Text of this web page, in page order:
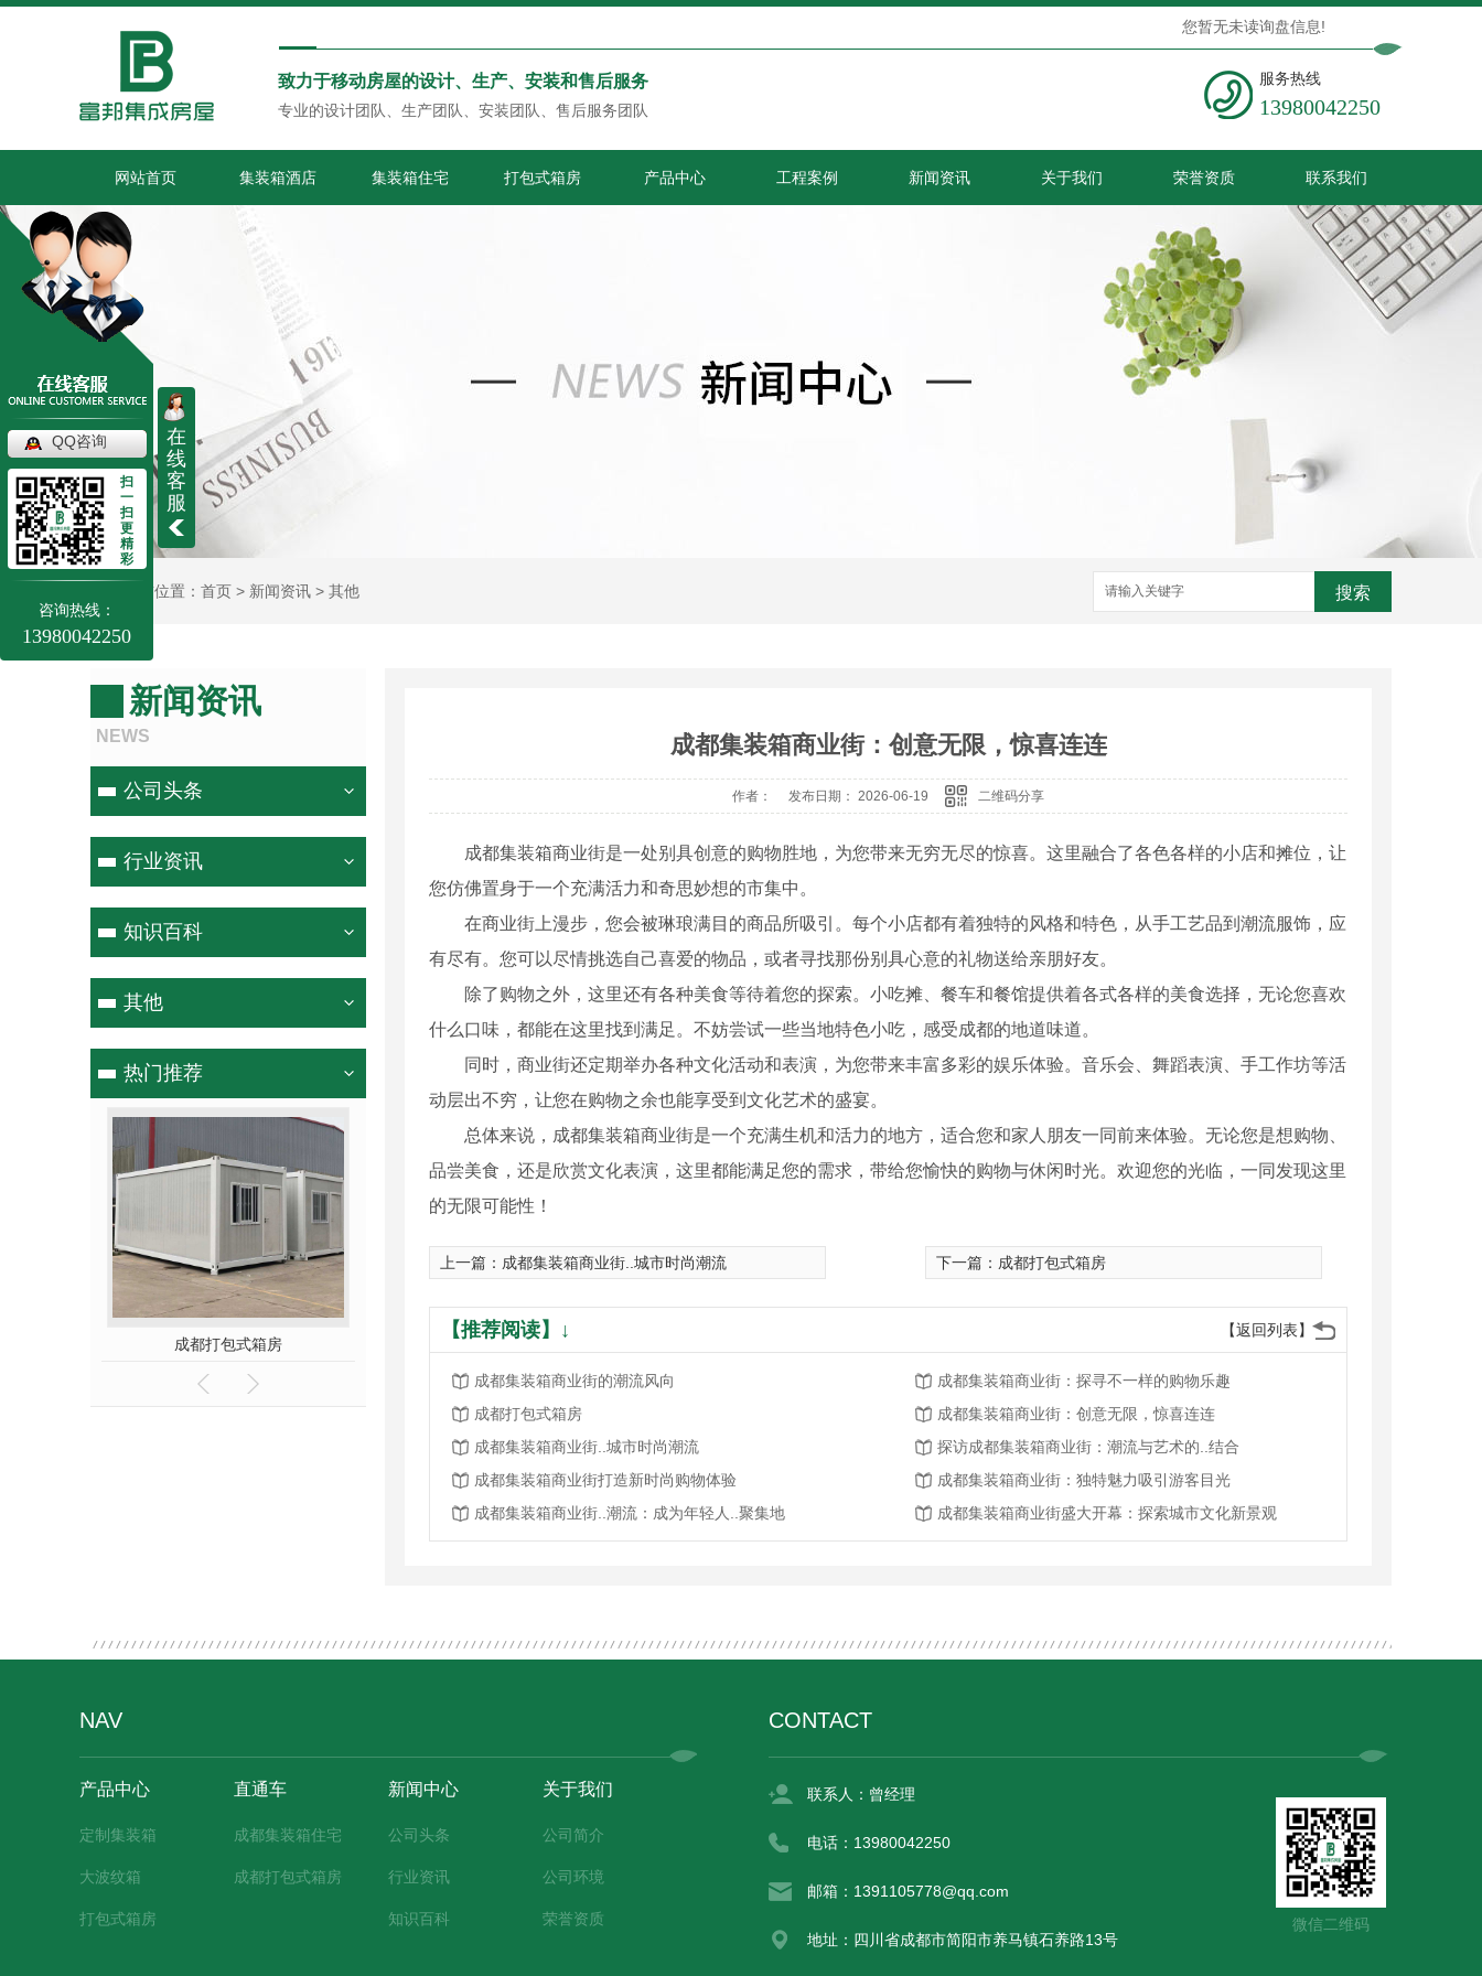
致力于移动房屋的设计、生产、安装和售后服务
专业的设计团队、生产团队、安装团队、售后服务团队
服务热线
13980042250
您暂无未读询盘信息!
网站首页 集装箱酒店 集装箱住宅 打包式箱房 产品中心 工程案例 新闻资讯 关于我们 荣誉资质 联系我们
当前位置： 首页 > 新闻资讯 > 其他 搜索
新闻资讯
NEWS
公司头条
行业资讯
知识百科
其他
热门推荐
成都打包式箱房 成都集装箱商业街
成都集装箱商业街：创意无限，惊喜连连
作者： 发布日期： 2026-06-19 二维码分享
成都集装箱商业街是一处别具创意的购物胜地，为您带来无穷无尽的惊喜。这里融合了各色各样的小店和摊位，让
您仿佛置身于一个充满活力和奇思妙想的市集中。
在商业街上漫步，您会被琳琅满目的商品所吸引。每个小店都有着独特的风格和特色，从手工艺品到潮流服饰，应
有尽有。您可以尽情挑选自己喜爱的物品，或者寻找那份别具心意的礼物送给亲朋好友。
除了购物之外，这里还有各种美食等待着您的探索。小吃摊、餐车和餐馆提供着各式各样的美食选择，无论您喜欢
什么口味，都能在这里找到满足。不妨尝试一些当地特色小吃，感受成都的地道味道。
同时，商业街还定期举办各种文化活动和表演，为您带来丰富多彩的娱乐体验。音乐会、舞蹈表演、手工作坊等活
动层出不穷，让您在购物之余也能享受到文化艺术的盛宴。
总体来说，成都集装箱商业街是一个充满生机和活力的地方，适合您和家人朋友一同前来体验。无论您是想购物、
品尝美食，还是欣赏文化表演，这里都能满足您的需求，带给您愉快的购物与休闲时光。欢迎您的光临，一同发现这里
的无限可能性！
上一篇： 成都集装箱商业街..城市时尚潮流 下一篇： 成都打包式箱房
【返回列表】
【推荐阅读】↓
成都集装箱商业街的潮流风向
成都集装箱商业街：探寻不一样的购物乐趣
成都打包式箱房
成都集装箱商业街：创意无限，惊喜连连
成都集装箱商业街..城市时尚潮流
探访成都集装箱商业街：潮流与艺术的..结合
成都集装箱商业街打造新时尚购物体验
成都集装箱商业街：独特魅力吸引游客目光
成都集装箱商业街..潮流：成为年轻人..聚集地
成都集装箱商业街盛大开幕：探索城市文化新景观
NAV
产品中心
定制集装箱
大波纹箱
打包式箱房
直通车
成都集装箱住宅
成都打包式箱房
新闻中心
公司头条
行业资讯
知识百科
关于我们
公司简介
公司环境
荣誉资质
CONTACT
联系人：曾经理
电话：13980042250
邮箱：1391105778@qq.com
地址：四川省成都市简阳市养马镇石养路13号
微信二维码
在
线
客
服
QQ咨询
扫
一
扫
更
精
彩
咨询热线：
13980042250